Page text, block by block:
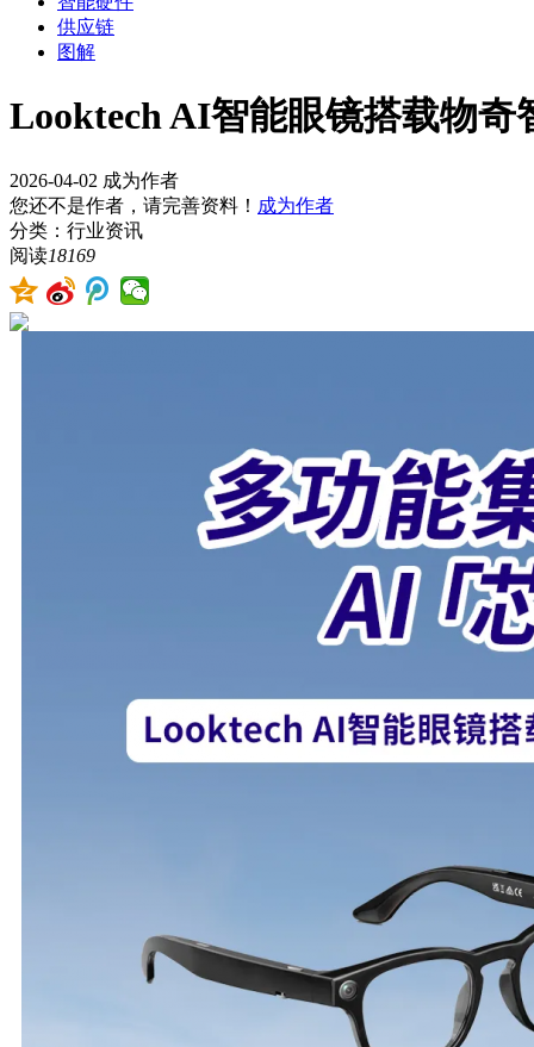
供应链
图解
Looktech AI智能眼镜搭载物奇
2026-04-02 成为作者
您还不是作者，请完善资料！ 成为作者
分类：行业资讯
阅读18169